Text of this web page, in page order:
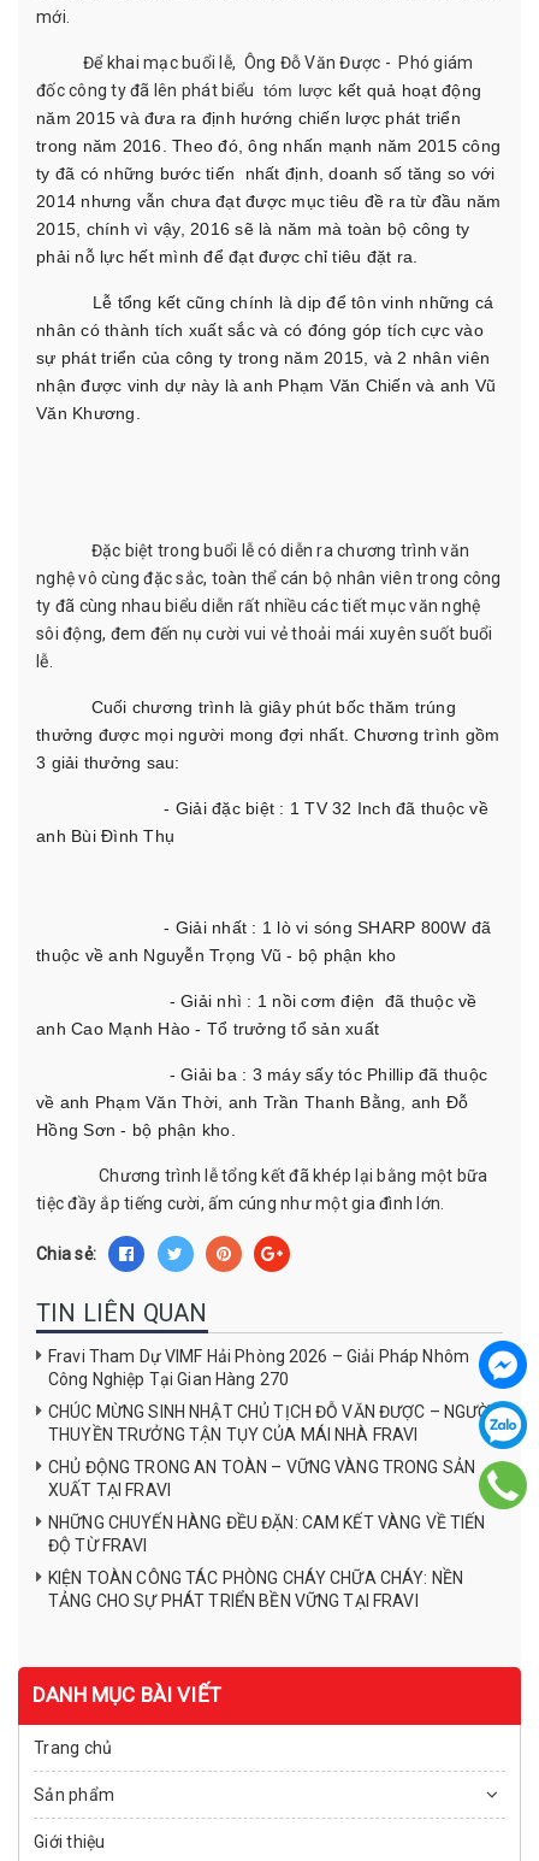
mới.
Để khai mạc buổi lễ, Ông Đỗ Văn Được - Phó giám
đốc công ty đã lên phát biểu tóm lược kết quả hoạt động
năm 2015 và đưa ra định hướng chiến lược phát triển
trong năm 2016. Theo đó, ông nhấn mạnh năm 2015 công
ty đã có những bước tiến nhất định, doanh số tăng so với
2014 nhưng vẫn chưa đạt được mục tiêu đề ra từ đầu năm
2015, chính vì vậy, 2016 sẽ là năm mà toàn bộ công ty
phải nỗ lực hết mình để đạt được chỉ tiêu đặt ra.
Lễ tổng kết cũng chính là dịp để tôn vinh những cá
nhân có thành tích xuất sắc và có đóng góp tích cực vào
sự phát triển của công ty trong năm 2015, và 2 nhân viên
nhận được vinh dự này là anh Phạm Văn Chiến và anh Vũ
Văn Khương.
Đặc biệt trong buổi lễ có diễn ra chương trình văn
nghệ vô cùng đặc sắc, toàn thể cán bộ nhân viên trong công
ty đã cùng nhau biểu diễn rất nhiều các tiết mục văn nghệ
sôi động, đem đến nụ cười vui vẻ thoải mái xuyên suốt buổi
lễ.
Cuối chương trình là giây phút bốc thăm trúng
thưởng được mọi người mong đợi nhất. Chương trình gồm
3 giải thưởng sau:
- Giải đặc biệt : 1 TV 32 Inch đã thuộc về
anh Bùi Đình Thụ
- Giải nhất : 1 lò vi sóng SHARP 800W đã
thuộc về anh Nguyễn Trọng Vũ - bộ phận kho
- Giải nhì : 1 nồi cơm điện đã thuộc về
anh Cao Mạnh Hào - Tổ trưởng tổ sản xuất
- Giải ba : 3 máy sấy tóc Phillip đã thuộc
về anh Phạm Văn Thời, anh Trần Thanh Bằng, anh Đỗ
Hồng Sơn - bộ phận kho.
Chương trình lễ tổng kết đã khép lại bằng một bữa
tiệc đầy ắp tiếng cười, ấm cúng như một gia đình lớn.
Chia sẻ:
TIN LIÊN QUAN
Fravi Tham Dự VIMF Hải Phòng 2026 – Giải Pháp Nhôm
Công Nghiệp Tại Gian Hàng 270
CHÚC MỪNG SINH NHẬT CHỦ TỊCH ĐỖ VĂN ĐƯỢC – NGƯỜI
THUYỀN TRƯỞNG TẬN TỤY CỦA MÁI NHÀ FRAVI
CHỦ ĐỘNG TRONG AN TOÀN – VỮNG VÀNG TRONG SẢN
XUẤT TẠI FRAVI
NHỮNG CHUYẾN HÀNG ĐỀU ĐẶN: CAM KẾT VÀNG VỀ TIẾN
ĐỘ TỪ FRAVI
KIỆN TOÀN CÔNG TÁC PHÒNG CHÁY CHỮA CHÁY: NỀN
TẢNG CHO SỰ PHÁT TRIỂN BỀN VỮNG TẠI FRAVI
DANH MỤC BÀI VIẾT
Trang chủ
Sản phẩm
Giới thiệu